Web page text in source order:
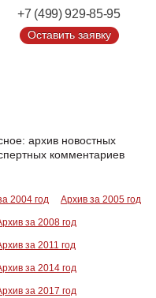
+7 (499) 929-85-95
Оставить заявку
Оставить заявку
архив новостных
комментариев
2004 год Архив за 2005 год
за 2008 год
за 2011 год
за 2014 год
за 2017 год